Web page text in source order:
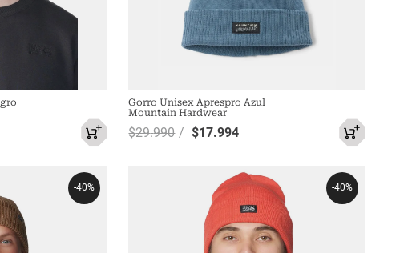
Gorro Unisex Aprespro Azul
Mountain Hardwear
$29.990 $17.994
-40% -40%